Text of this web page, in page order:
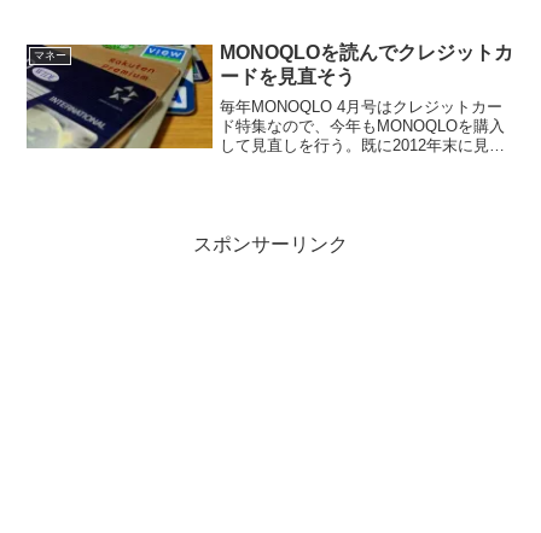
もの前置きです。 現金等の生活防衛資金
はポートフォ...
マネー
MONOQLOを読んでクレジットカ
ードを見直そう
毎年MONOQLO 4月号はクレジットカー
ド特集なので、今年もMONOQLOを購入
して見直しを行う。既に2012年末に見直
スポンサーリンク